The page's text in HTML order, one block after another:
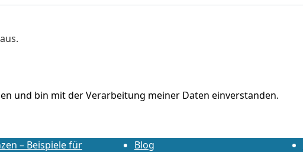
und bin mit der Verarbeitung meiner Daten einverstanden.
– Beispiele für
Blog